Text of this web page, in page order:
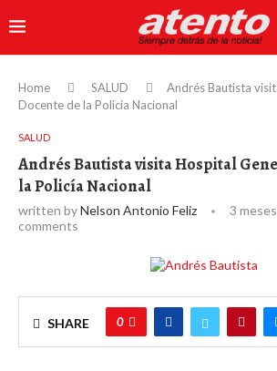
Home SALUD
Andrés Bautista
Docente de la Policía Nacional
SALUD
Andrés Bautista visita Hospital
la Policía Nacional
written byNelson Antonio Feliz 3
comments
SHARE 0